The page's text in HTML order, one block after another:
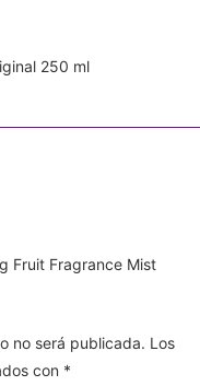
250 ml
Fruit Fragrance Mist
no será publicada. Los
con *